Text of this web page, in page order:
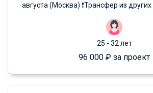
августа (Москва) ❗️Трансфер из других
25 - 32 лет
96 000 ₽ за проект